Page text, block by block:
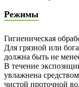
Режимы
Гигиеническая
Для грязной или
должна быть не
В течение
увлажнена
чистой проточной